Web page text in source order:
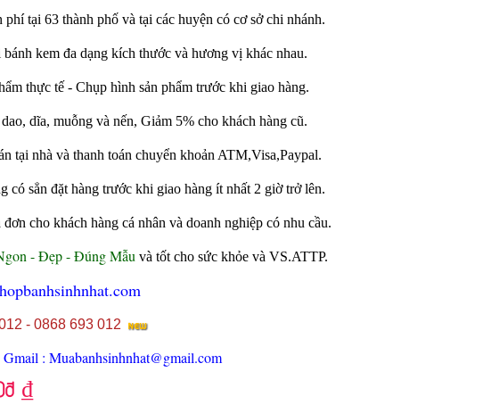
phí tại 63 thành phố và tại các huyện có cơ sở chi nhánh.
kem đa dạng kích thước và hương vị khác nhau.
thực tế - Chụp hình sản phẩm trước khi giao hàng.
dĩa, muỗng và nến, Giảm 5% cho khách hàng cũ.
tại nhà và thanh toán chuyển khoản ATM,Visa,Paypal.
có sẳn đặt hàng trước khi giao hàng ít nhất 2 giờ trở lên.
cho khách hàng cá nhân và doanh nghiệp có nhu cầu.
- Đẹp - Đúng Mẫu và tốt cho sức khỏe và VS.ATTP.
- 0868 693 012
Gmail : Muabanhsinhnhat@gmail.com
₫